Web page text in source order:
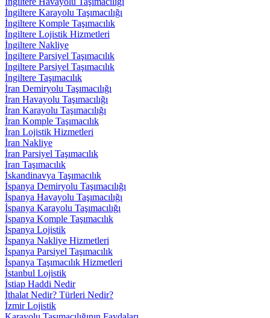
İngiltere Karayolu Taşımacılığı
İngiltere Komple Taşımacılık
İngiltere Lojistik Hizmetleri
İngiltere Nakliye
İngiltere Parsiyel Taşımacılık
İngiltere Parsiyel Taşımacılık
İngiltere Taşımacılık
İran Demiryolu Taşımacılığı
İran Havayolu Taşımacılığı
İran Karayolu Taşımacılığı
İran Komple Taşımacılık
İran Lojistik Hizmetleri
İran Nakliye
İran Parsiyel Taşımacılık
İran Taşımacılık
İskandinavya Taşımacılık
İspanya Demiryolu Taşımacılığı
İspanya Havayolu Taşımacılığı
İspanya Karayolu Taşımacılığı
İspanya Komple Taşımacılık
İspanya Lojistik
İspanya Nakliye Hizmetleri
İspanya Parsiyel Taşımacılık
İspanya Taşımacılık Hizmetleri
İstanbul Lojistik
İstiap Haddi Nedir
İthalat Nedir? Türleri Nedir?
İzmir Lojistik